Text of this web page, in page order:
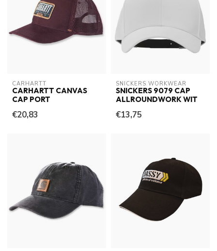
CARHARTT
CARHARTT CANVAS
CAP PORT
€20,83
SNICKERS WORKWEAR
SNICKERS 9079 CAP
ALLROUNDWORK WIT
€13,75